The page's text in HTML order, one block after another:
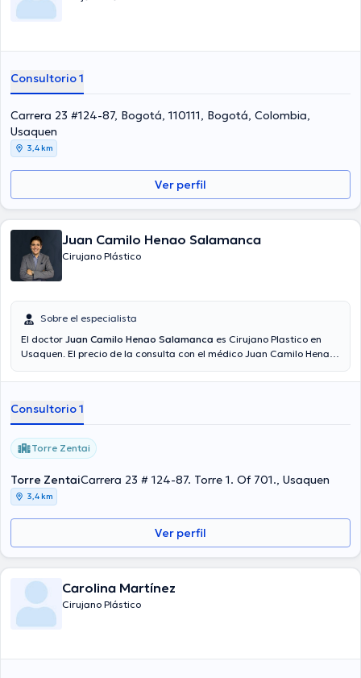
Consultorio 1
Carrera 23 #124-87, Bogotá, 110111, Bogotá, Colombia,
Usaquen
3,4 km
Ver perfil
Juan Camilo Henao Salamanca
Cirujano Plástico
Sobre el especialista
El doctor Juan Camilo Henao Salamanca es Cirujano Plastico en
Usaquen. El precio de la consulta con el médico Juan Camilo Henao
todo lo relacionado con Abdominoplastia, Aumento de senos,
Consultorio 1
Torre Zentai
Torre ZentaiCarrera 23 # 124-87. Torre 1. Of 701., Usaquen
3,4 km
Ver perfil
Carolina Martínez
Cirujano Plástico